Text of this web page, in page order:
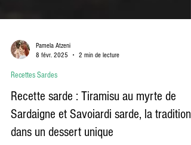
8 févr. 2025
Recettes Sardes
Recette sarde : Tiramisu au myrte de
Sardaigne et Savoiardi sarde, la tradition